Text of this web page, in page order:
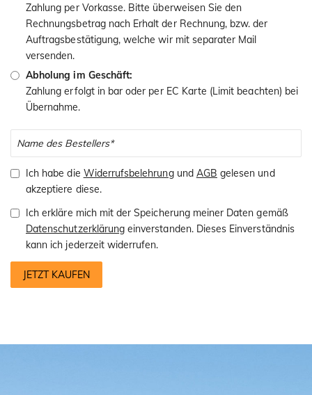
Zahlung per Vorkasse. Bitte überweisen Sie den
Rechnungsbetrag nach Erhalt der Rechnung, bzw. der
Auftragsbestätigung, welche wir mit separater Mail
versenden.
Abholung im Geschäft:
Zahlung erfolgt in bar oder per EC Karte (Limit beachten) bei
Übernahme.
Ich habe die Widerrufsbelehrungund AGB gelesen und
akzeptiere diese.
Ich erkläre mich mit der Speicherung meiner Daten gemäß
Datenschutzerklärung einverstanden. Dieses Einverständnis
kann ich jederzeit widerrufen.
JETZT KAUFEN